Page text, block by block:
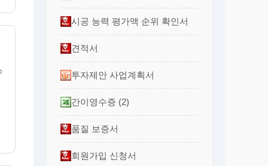
시공 능력 평가액 순위 확인서
견적서
투자제안 사업계획서
간이영수증 (2)
품질 보증서
회원가입 신청서